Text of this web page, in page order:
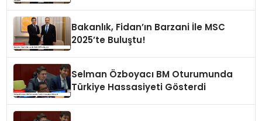
Bakanlık, Fidan’ın Barzani İle MSC
2025’te Buluştu!
Selman Özboyacı BM Oturumunda
Türkiye Hassasiyeti Gösterdi